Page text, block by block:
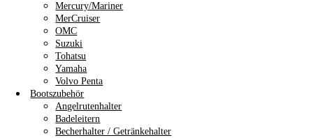
Mercury/Mariner
MerCruiser
OMC
Suzuki
Tohatsu
Yamaha
Volvo Penta
Bootszubehör
Angelrutenhalter
Badeleitern
Becherhalter / Getränkehalter